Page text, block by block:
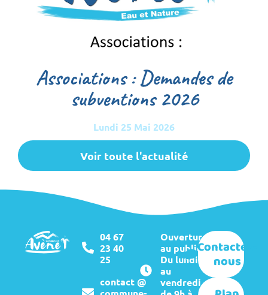
Associations : Demandes de
subventions 2026
Lundi 25 Mai 2026
Voir toute l'actualité
04 67
23 40
25
contact @
Ouverture
au public :
Du lundi
au
vendredi
Contactez-
nous